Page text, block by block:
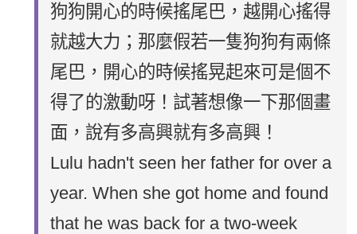
狗狗開心的時候搖尾巴，越開心搖得
就越大力；那麼假若一隻狗狗有兩條
尾巴，開心的時候搖晃起來可是個不
得了的激動呀！試著想像一下那個畫
面，說有多高興就有多高興！
Lulu hadn't seen her father for over a
year. When she got home and found
that he was back for a two-week